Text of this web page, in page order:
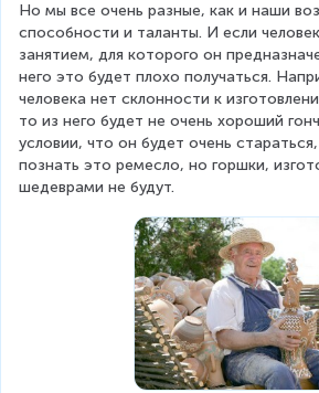
Но мы все очень разные, как и наши
способности и таланты. И если
занятием, для которого он
него это будет плохо получаться.
человека нет склонности к
то из него будет не очень хороший
условии, что он будет очень
познать это ремесло, но горшки,
шедеврами не будут.